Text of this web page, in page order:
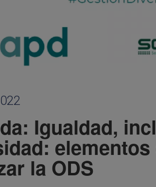
Igualdad,
elementos
la ODS